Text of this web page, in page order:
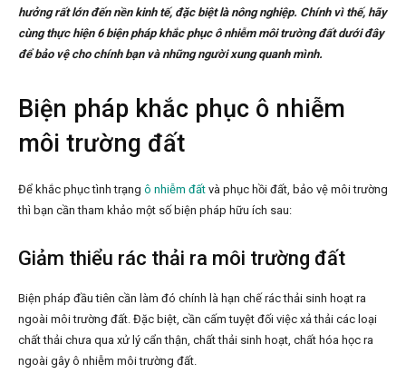
hưởng rất lớn đến nền kinh tế, đặc biệt là nông nghiệp. Chính vì thế, hãy
cùng thực hiện 6 biện pháp khắc phục ô nhiễm môi trường đất dưới đây
để bảo vệ cho chính bạn và những người xung quanh mình.
Biện pháp khắc phục ô nhiễm
môi trường đất
Để khắc phục tình trạng ô nhiễm đất và phục hồi đất, bảo vệ môi trường
thì bạn cần tham khảo một số biện pháp hữu ích sau:
Giảm thiểu rác thải ra môi trường đất
Biện pháp đầu tiên cần làm đó chính là hạn chế rác thải sinh hoạt ra
ngoài môi trường đất. Đặc biệt, cần cấm tuyệt đối việc xả thải các loại
chất thải chưa qua xử lý cẩn thận, chất thải sinh hoạt, chất hóa học ra
ngoài gây ô nhiễm môi trường đất.